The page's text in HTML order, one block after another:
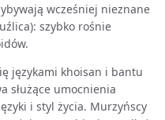
wcześniej nieznane
szybko rośnie
językami khoisan i bantu
służące umocnienia
i styl życia. Murzyńscy